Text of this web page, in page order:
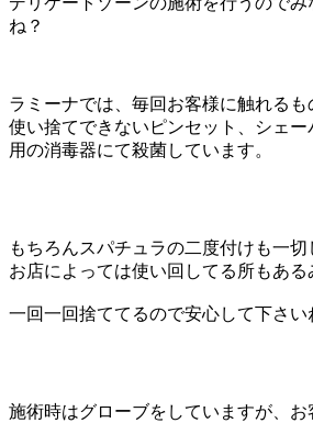
ね？
ラミーナでは、毎回お客様に触れるも
使い捨てできないピンセット、シェ
用の消毒器にて殺菌しています。
もちろんスパチュラの二度付けも一切
お店によっては使い回してる所もある
一回一回捨ててるので安心して下さい
施術時はグローブをしていますが、お